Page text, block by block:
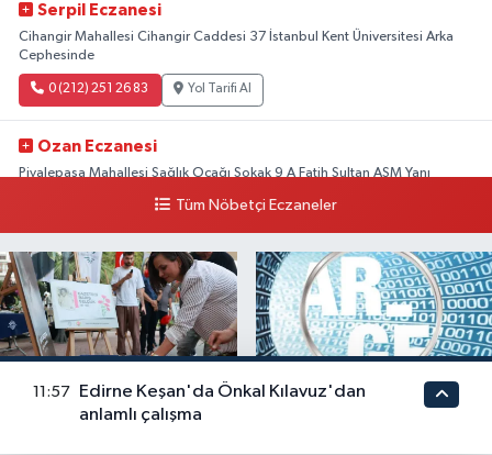
Serpil Eczanesi
Cihangir Mahallesi Cihangir Caddesi 37 İstanbul Kent Üniversitesi Arka
Cephesinde
0 (212) 251 26 83 Yol Tarifi Al
Ozan Eczanesi
Piyalepaşa Mahallesi Sağlık Ocağı Sokak 9 A Fatih Sultan ASM Yanı
Yol Tarifi Al
Tüm Nöbetçi Eczaneler
İzmir Karabağlar'da
2026 Ar-Ge bütçesi belli
11:57
Edirne Keşan'da Önkal Kılavuz'dan
anlamlı çalışma